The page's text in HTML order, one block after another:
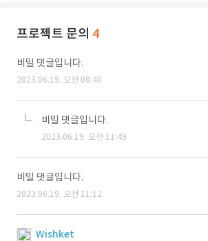
프로젝트 문의 4
비밀 댓글입니다.
2023.06.19. 오전 08:40
비밀 댓글입니다.
2023.06.19. 오전 11:49
비밀 댓글입니다.
2023.06.19. 오전 11:12
Wishket